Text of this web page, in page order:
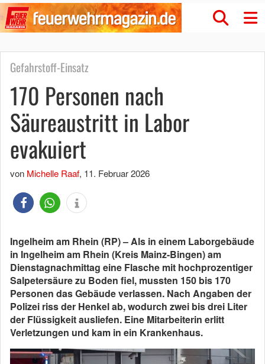
Gefahrstoff-Einsatz
170 Personen nach
Säureaustritt in Labor
evakuiert
von Michelle Raaf, 11. Februar 2026
Ingelheim am Rhein (RP) –Als in einem Laborgebäude
in Ingelheim am Rhein (Kreis Mainz-Bingen) am
Dienstagnachmittag eine Flasche mit hochprozentiger
Salpetersäure zu Boden fiel, mussten 150 bis 170
Personen das Gebäude verlassen. Nach Angaben der
Polizei riss der Henkel ab, wodurch zwei bis drei Liter
der Flüssigkeit ausliefen. Eine Mitarbeiterin erlitt
Verletzungen und kam in ein Krankenhaus.